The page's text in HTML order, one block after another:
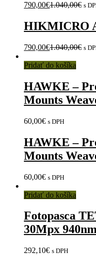
790,00€1.040,00€ s
HIKMICRO
790,00€1.040,00€ s
Pridať do košíka
HAWKE –
Mounts
60,00€ s DPH
HAWKE –
Mounts
60,00€ s DPH
Pridať do košíka
Fotopasca
30Mpx
292,10€ s DPH